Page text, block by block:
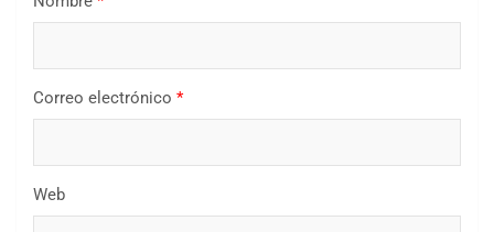
Correo electrónico *
Web